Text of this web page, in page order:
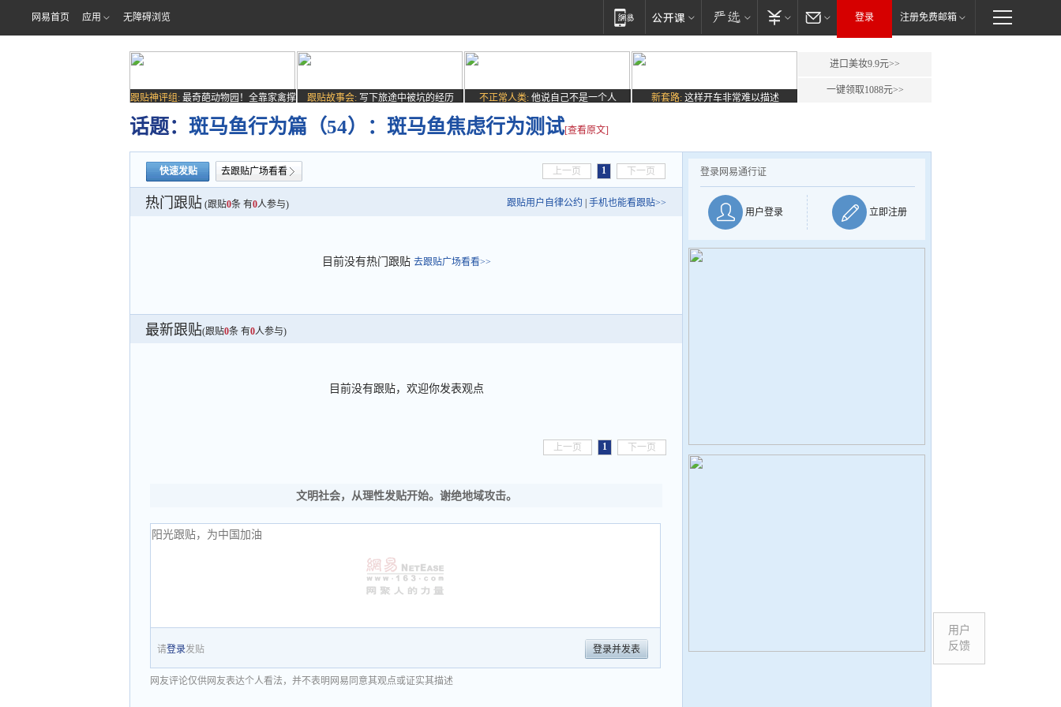
网易首页 应用 无障碍浏览 登录 注册免费邮箱
跟贴神评组: 最奇葩动物园！全靠家禽撑
场子
跟贴故事会: 写下旅途中被坑的经历 不正常人类: 他说自己不是一个人 新套路: 这样开车非常难以描述
进口美妆9.9元>>
一键领取1088元>>
话题： 斑马鱼行为篇（54）：斑马鱼焦虑行为测试[查看原文]
快速发贴 去跟贴广场看看 上一页 1 下一页
热门跟贴 (跟贴0条 有0人参与) 跟贴用户自律公约 手机也能看跟贴>>
目前没有热门跟贴 去跟贴广场看看>>
最新跟贴(跟贴0条 有0人参与)
目前没有跟贴，欢迎你发表观点
上一页 1 下一页
文明社会，从理性发贴开始。谢绝地域攻击。
请登录发贴 登录并发表
网友评论仅供网友表达个人看法，并不表明网易同意其观点或证实其描述
登录网易通行证
用户登录 立即注册
用户
反馈